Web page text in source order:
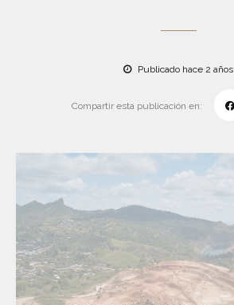
Publicado hace 2 años
Compartir esta publicación en: